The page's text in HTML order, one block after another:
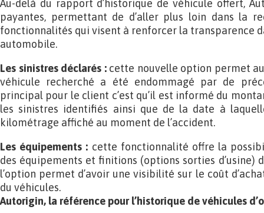
Au-delà du rapport d’historique de véhicule offert,
payantes, permettant de d’aller plus loin dans la
fonctionnalités qui visent à renforcer la transparence
automobile.
Les sinistres déclarés :cette nouvelle option permet
véhicule recherché a été endommagé par de
principal pour le client c’est qu’il est informé du
les sinistres identifiés ainsi que de la date à
kilométrage affiché au moment de l’accident.
Les équipements : cette fonctionnalité offre la
des équipements et finitions (options sorties d’usine)
l’option permet d’avoir une visibilité sur le coût
du véhicules.
Autorigin, la référence pour l’historique de véhicules